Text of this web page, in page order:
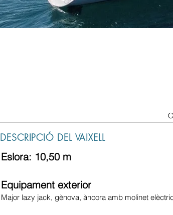
DESCRIPCIÓ DEL VAIXELL
Eslora: 10,50 m
Equipament exterior
Major lazy jack, gènova, àncora amb molinet